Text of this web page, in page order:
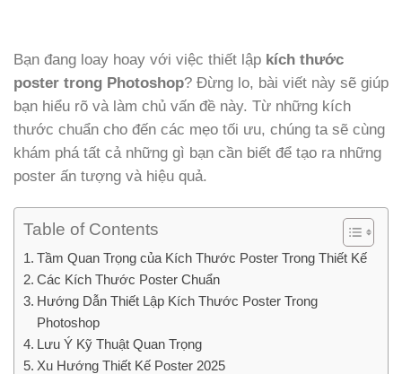
Bạn đang loay hoay với việc thiết lập kích thước
poster trong Photoshop? Đừng lo, bài viết này sẽ giúp
bạn hiểu rõ và làm chủ vấn đề này. Từ những kích
thước chuẩn cho đến các mẹo tối ưu, chúng ta sẽ cùng
khám phá tất cả những gì bạn cần biết để tạo ra những
poster ấn tượng và hiệu quả.
Table of Contents
Tầm Quan Trọng của Kích Thước Poster Trong Thiết Kế
Các Kích Thước Poster Chuẩn
Hướng Dẫn Thiết Lập Kích Thước Poster Trong
Photoshop
Lưu Ý Kỹ Thuật Quan Trọng
Xu Hướng Thiết Kế Poster 2025